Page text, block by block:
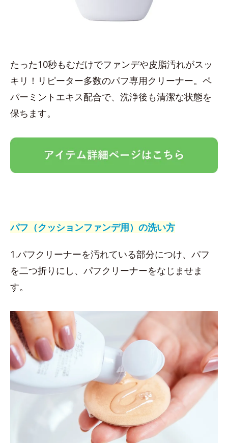
たった10秒もむだけでファンデや皮脂汚れがスッ
キリ！リピーター多数のパフ専用クリーナー。ペ
パーミントエキス配合で、洗浄後も清潔な状態を
保ちます。
パフ（クッションファンデ用）の洗い方
1.パフクリーナーを汚れている部分につけ、パフ
を二つ折りにし、パフクリーナーをなじませま
す。